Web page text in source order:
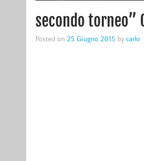
secondo torneo”
Posted on 25 Giugno 2015 by carlo